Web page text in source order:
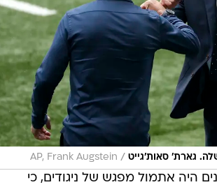
גארת' סאות'גייט /
AP, Frank Augstein
היה אתמול מפגש של ניגודים, כי